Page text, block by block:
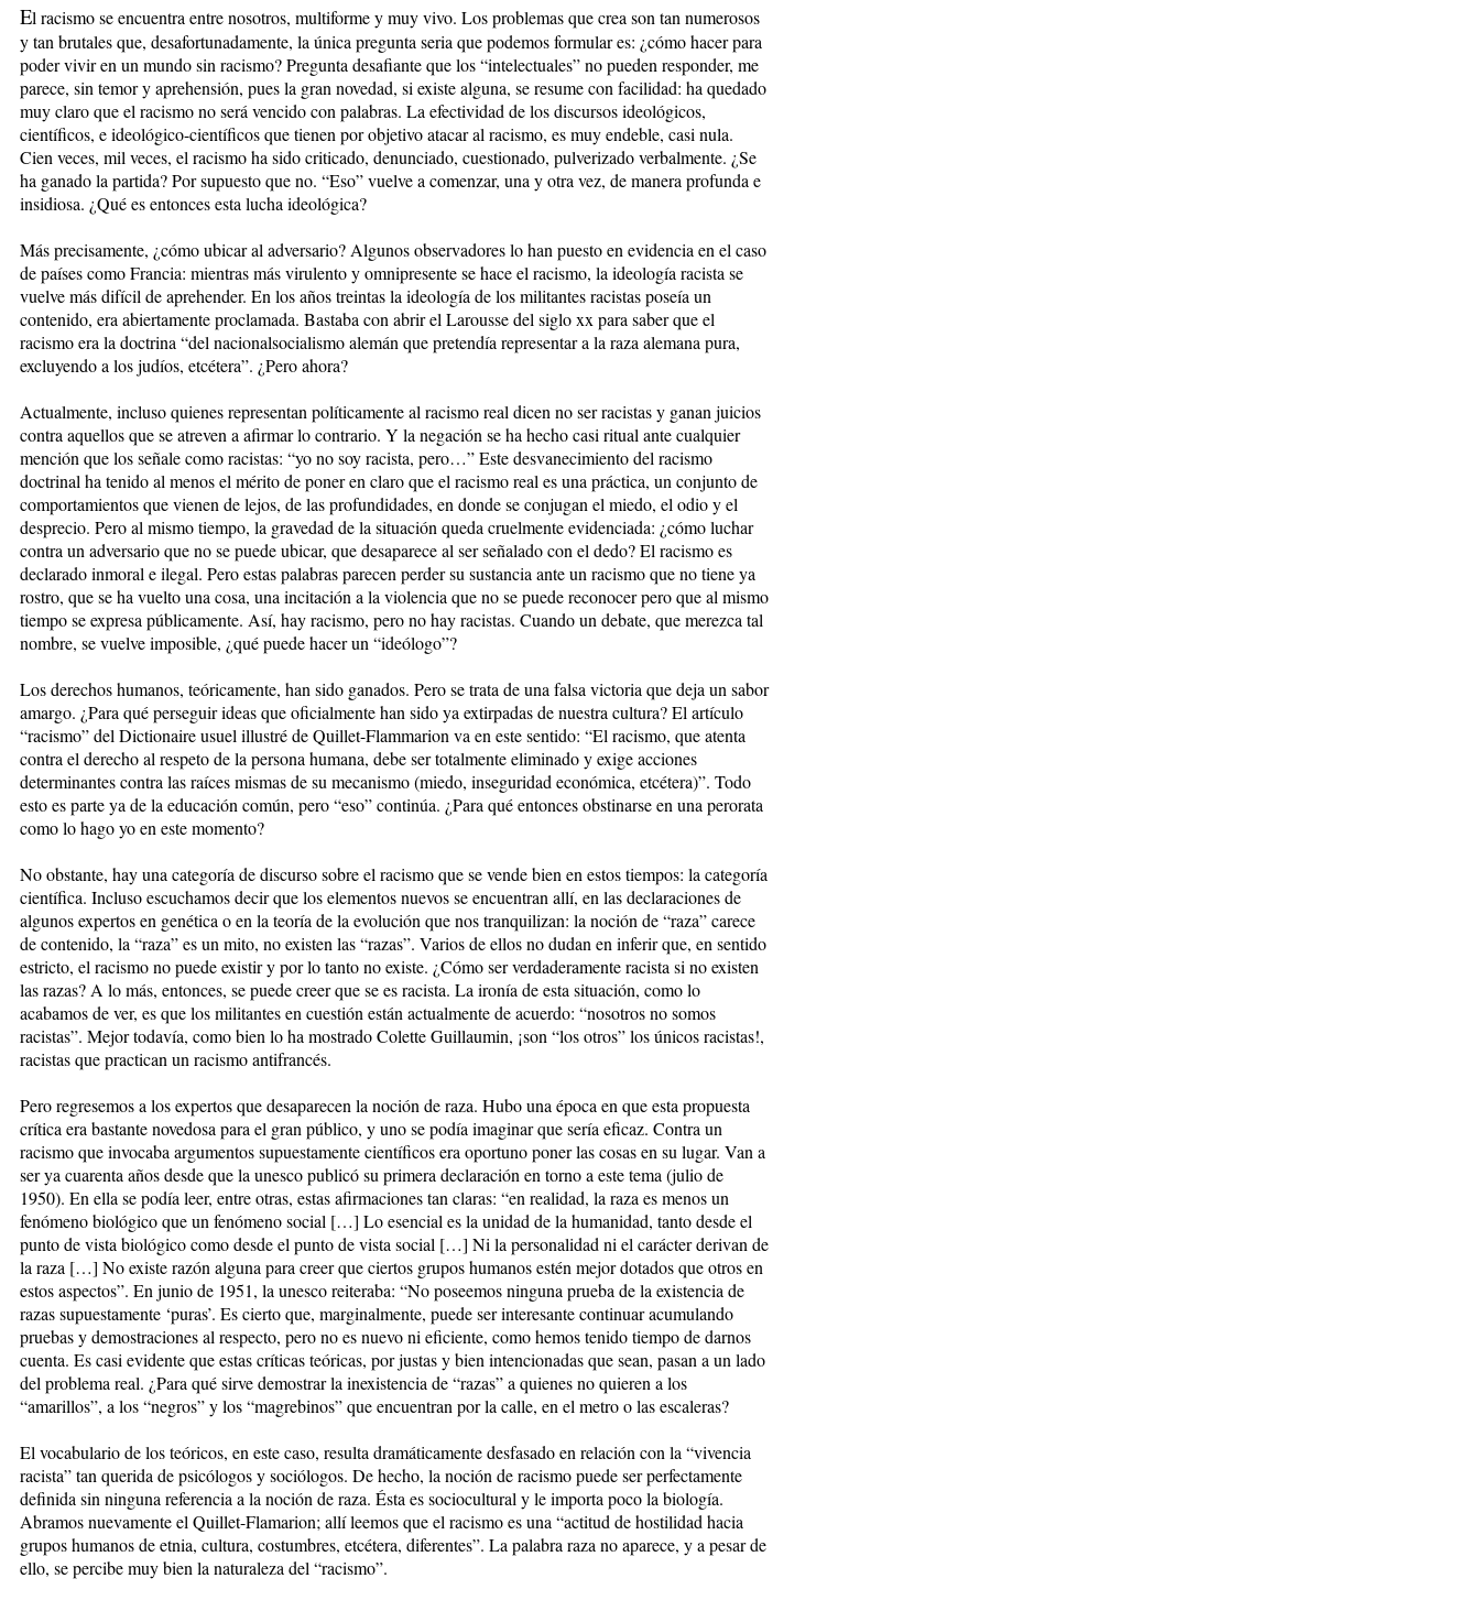
El racismo se encuentra entre nosotros, multiforme y muy vivo. Los problemas que crea son tan numerosos
y tan brutales que, desafortunadamente, la única pregunta seria que podemos formular es: ¿cómo hacer para
poder vivir en un mundo sin racismo? Pregunta desafiante que los “intelectuales” no pueden responder, me
parece, sin temor y aprehensión, pues la gran novedad, si existe alguna, se resume con facilidad: ha quedado
muy claro que el racismo no será vencido con palabras. La efectividad de los discursos ideológicos,
científicos, e ideológico-científicos que tienen por objetivo atacar al racismo, es muy endeble, casi nula.
Cien veces, mil veces, el racismo ha sido criticado, denunciado, cuestionado, pulverizado verbalmente. ¿Se
ha ganado la partida? Por supuesto que no. “Eso” vuelve a comenzar, una y otra vez, de manera profunda e
insidiosa. ¿Qué es entonces esta lucha ideológica?
Más precisamente, ¿cómo ubicar al adversario? Algunos observadores lo han puesto en evidencia en el caso
de países como Francia: mientras más virulento y omnipresente se hace el racismo, la ideología racista se
vuelve más difícil de aprehender. En los años treintas la ideología de los militantes racistas poseía un
contenido, era abiertamente proclamada. Bastaba con abrir el Larousse del siglo xx para saber que el
racismo era la doctrina “del nacionalsocialismo alemán que pretendía representar a la raza alemana pura,
excluyendo a los judíos, etcétera”. ¿Pero ahora?
Actualmente, incluso quienes representan políticamente al racismo real dicen no ser racistas y ganan juicios
contra aquellos que se atreven a afirmar lo contrario. Y la negación se ha hecho casi ritual ante cualquier
mención que los señale como racistas: “yo no soy racista, pero…” Este desvanecimiento del racismo
doctrinal ha tenido al menos el mérito de poner en claro que el racismo real es una práctica, un conjunto de
comportamientos que vienen de lejos, de las profundidades, en donde se conjugan el miedo, el odio y el
desprecio. Pero al mismo tiempo, la gravedad de la situación queda cruelmente evidenciada: ¿cómo luchar
contra un adversario que no se puede ubicar, que desaparece al ser señalado con el dedo? El racismo es
declarado inmoral e ilegal. Pero estas palabras parecen perder su sustancia ante un racismo que no tiene ya
rostro, que se ha vuelto una cosa, una incitación a la violencia que no se puede reconocer pero que al mismo
tiempo se expresa públicamente. Así, hay racismo, pero no hay racistas. Cuando un debate, que merezca tal
nombre, se vuelve imposible, ¿qué puede hacer un “ideólogo”?
Los derechos humanos, teóricamente, han sido ganados. Pero se trata de una falsa victoria que deja un sabor
amargo. ¿Para qué perseguir ideas que oficialmente han sido ya extirpadas de nuestra cultura? El artículo
“racismo” del Dictionaire usuel illustré de Quillet-Flammarion va en este sentido: “El racismo, que atenta
contra el derecho al respeto de la persona humana, debe ser totalmente eliminado y exige acciones
determinantes contra las raíces mismas de su mecanismo (miedo, inseguridad económica, etcétera)”. Todo
esto es parte ya de la educación común, pero “eso” continúa. ¿Para qué entonces obstinarse en una perorata
como lo hago yo en este momento?
No obstante, hay una categoría de discurso sobre el racismo que se vende bien en estos tiempos: la categoría
científica. Incluso escuchamos decir que los elementos nuevos se encuentran allí, en las declaraciones de
algunos expertos en genética o en la teoría de la evolución que nos tranquilizan: la noción de “raza” carece
de contenido, la “raza” es un mito, no existen las “razas”. Varios de ellos no dudan en inferir que, en sentido
estricto, el racismo no puede existir y por lo tanto no existe. ¿Cómo ser verdaderamente racista si no existen
las razas? A lo más, entonces, se puede creer que se es racista. La ironía de esta situación, como lo
acabamos de ver, es que los militantes en cuestión están actualmente de acuerdo: “nosotros no somos
racistas”. Mejor todavía, como bien lo ha mostrado Colette Guillaumin, ¡son “los otros” los únicos racistas!,
racistas que practican un racismo antifrancés.
Pero regresemos a los expertos que desaparecen la noción de raza. Hubo una época en que esta propuesta
crítica era bastante novedosa para el gran público, y uno se podía imaginar que sería eficaz. Contra un
racismo que invocaba argumentos supuestamente científicos era oportuno poner las cosas en su lugar. Van a
ser ya cuarenta años desde que la unesco publicó su primera declaración en torno a este tema (julio de
1950). En ella se podía leer, entre otras, estas afirmaciones tan claras: “en realidad, la raza es menos un
fenómeno biológico que un fenómeno social […] Lo esencial es la unidad de la humanidad, tanto desde el
punto de vista biológico como desde el punto de vista social […] Ni la personalidad ni el carácter derivan de
la raza […] No existe razón alguna para creer que ciertos grupos humanos estén mejor dotados que otros en
estos aspectos”. En junio de 1951, la unesco reiteraba: “No poseemos ninguna prueba de la existencia de
razas supuestamente ‘puras’. Es cierto que, marginalmente, puede ser interesante continuar acumulando
pruebas y demostraciones al respecto, pero no es nuevo ni eficiente, como hemos tenido tiempo de darnos
cuenta. Es casi evidente que estas críticas teóricas, por justas y bien intencionadas que sean, pasan a un lado
del problema real. ¿Para qué sirve demostrar la inexistencia de “razas” a quienes no quieren a los
“amarillos”, a los “negros” y los “magrebinos” que encuentran por la calle, en el metro o las escaleras?
El vocabulario de los teóricos, en este caso, resulta dramáticamente desfasado en relación con la “vivencia
racista” tan querida de psicólogos y sociólogos. De hecho, la noción de racismo puede ser perfectamente
definida sin ninguna referencia a la noción de raza. Ésta es sociocultural y le importa poco la biología.
Abramos nuevamente el Quillet-Flamarion; allí leemos que el racismo es una “actitud de hostilidad hacia
grupos humanos de etnia, cultura, costumbres, etcétera, diferentes”. La palabra raza no aparece, y a pesar de
ello, se percibe muy bien la naturaleza del “racismo”.